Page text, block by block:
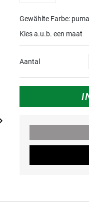
Gewählte Farbe:
Kies a.u.b. een maat
Aantal